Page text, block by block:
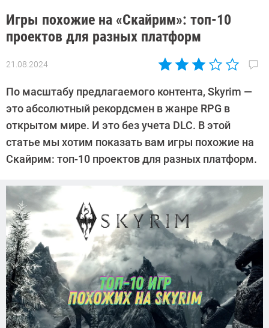
Игры похожие на «Скайрим»: топ-10
проектов для разных платформ
21.08.2024
Автор:
Забубенин
По масштабу предлагаемого контента, Skyrim —
это абсолютный рекордсмен в жанре RPG в
открытом мире. И это без учета DLC. В этой
статье мы хотим показать вам игры похожие на
Скайрим: топ-10 проектов для разных платформ.